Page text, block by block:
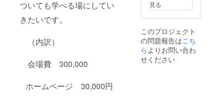
ついても学べる場にしてい
きたいです。
（内訳）
会場費 300,000
ホームページ 30,000円
見る
このプロジェクト
の問題報告はこち
らよりお問い合わ
せください